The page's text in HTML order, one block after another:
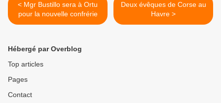
< Mgr Bustillo sera à Ortu
pour la nouvelle confrérie
Deux évêques de Corse au
Havre >
Hébergé par Overblog
Top articles
Pages
Contact